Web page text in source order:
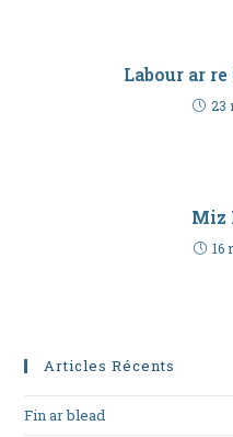
Labour ar re
23
Miz
16
Articles Récents
Fin ar blead